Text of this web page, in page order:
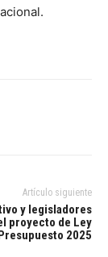
Artículo siguiente
y legisladores
proyecto de Ley
2025